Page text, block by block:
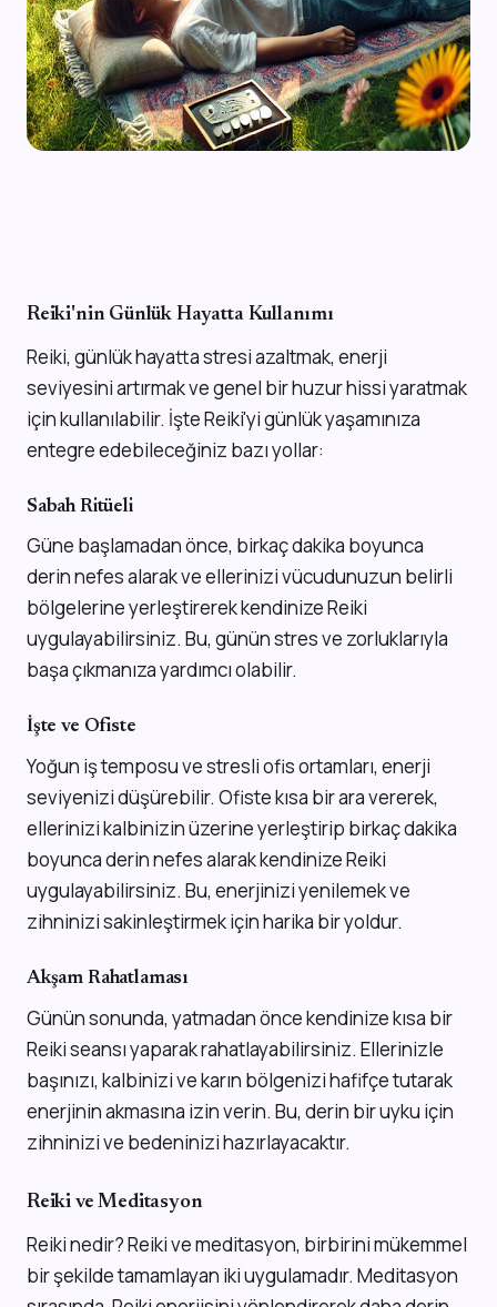
Reiki'nin Günlük Hayatta Kullanımı
Reiki, günlük hayatta stresi azaltmak, enerji
seviyesini artırmak ve genel bir huzur hissi yaratmak
için kullanılabilir. İşte Reiki'yi günlük yaşamınıza
entegre edebileceğiniz bazı yollar:
Sabah Ritüeli
Güne başlamadan önce, birkaç dakika boyunca
derin nefes alarak ve ellerinizi vücudunuzun belirli
bölgelerine yerleştirerek kendinize Reiki
uygulayabilirsiniz. Bu, günün stres ve zorluklarıyla
başa çıkmanıza yardımcı olabilir.
İşte ve Ofiste
Yoğun iş temposu ve stresli ofis ortamları, enerji
seviyenizi düşürebilir. Ofiste kısa bir ara vererek,
ellerinizi kalbinizin üzerine yerleştirip birkaç dakika
boyunca derin nefes alarak kendinize Reiki
uygulayabilirsiniz. Bu, enerjinizi yenilemek ve
zihninizi sakinleştirmek için harika bir yoldur.
Akşam Rahatlaması
Günün sonunda, yatmadan önce kendinize kısa bir
Reiki seansı yaparak rahatlayabilirsiniz. Ellerinizle
başınızı, kalbinizi ve karın bölgenizi hafifçe tutarak
enerjinin akmasına izin verin. Bu, derin bir uyku için
zihninizi ve bedeninizi hazırlayacaktır.
Reiki ve Meditasyon
Reiki nedir? Reiki ve meditasyon, birbirini mükemmel
bir şekilde tamamlayan iki uygulamadır. Meditasyon